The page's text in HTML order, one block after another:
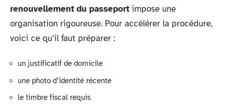
renouvellement du passeport impose une
organisation rigoureuse. Pour accélérer la procédure,
voici ce qu’il faut préparer :
un justificatif de domicile
une photo d’identité récente
le timbre fiscal requis